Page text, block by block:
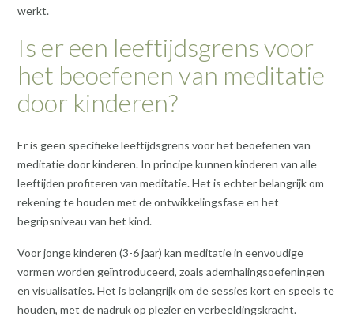
werkt.
Is er een leeftijdsgrens voor
het beoefenen van meditatie
door kinderen?
Er is geen specifieke leeftijdsgrens voor het beoefenen van
meditatie door kinderen. In principe kunnen kinderen van alle
leeftijden profiteren van meditatie. Het is echter belangrijk om
rekening te houden met de ontwikkelingsfase en het
begripsniveau van het kind.
Voor jonge kinderen (3-6 jaar) kan meditatie in eenvoudige
vormen worden geïntroduceerd, zoals ademhalingsoefeningen
en visualisaties. Het is belangrijk om de sessies kort en speels te
houden, met de nadruk op plezier en verbeeldingskracht.